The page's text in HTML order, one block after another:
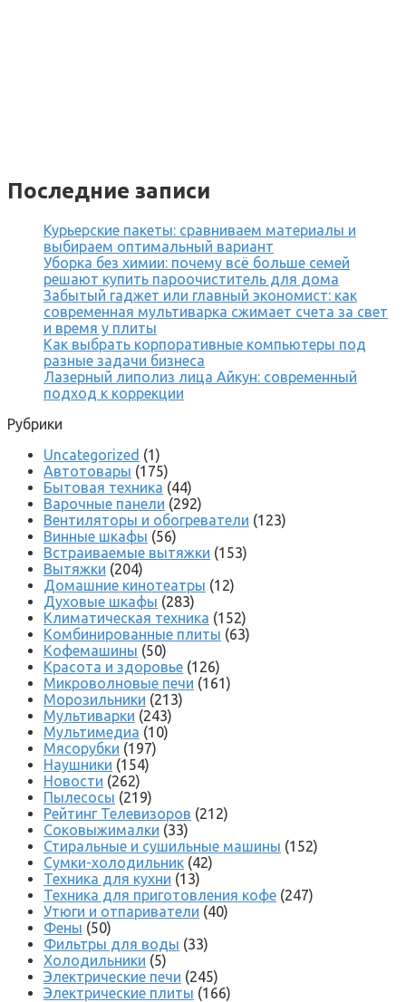
Последние записи
Курьерские пакеты: сравниваем материалы и
выбираем оптимальный вариант
Уборка без химии: почему всё больше семей
решают купить пароочиститель для дома
Забытый гаджет или главный экономист: как
современная мультиварка сжимает счета за свет
и время у плиты
Как выбрать корпоративные компьютеры под
разные задачи бизнеса
Лазерный липолиз лица Айкун: современный
подход к коррекции
Рубрики
Uncategorized (1)
Автотовары (175)
Бытовая техника (44)
Варочные панели (292)
Вентиляторы и обогреватели (123)
Винные шкафы (56)
Встраиваемые вытяжки (153)
Вытяжки (204)
Домашние кинотеатры (12)
Духовые шкафы (283)
Климатическая техника (152)
Комбинированные плиты (63)
Кофемашины (50)
Красота и здоровье (126)
Микроволновые печи (161)
Морозильники (213)
Мультиварки (243)
Мультимедиа (10)
Мясорубки (197)
Наушники (154)
Новости (262)
Пылесосы (219)
Рейтинг Телевизоров (212)
Соковыжималки (33)
Стиральные и сушильные машины (152)
Сумки-холодильник (42)
Техника для кухни (13)
Техника для приготовления кофе (247)
Утюги и отпариватели (40)
Фены (50)
Фильтры для воды (33)
Холодильники (5)
Электрические печи (245)
Электрические плиты (166)